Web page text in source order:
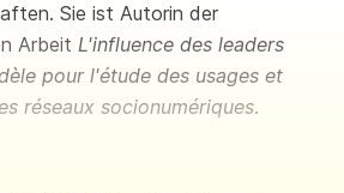
Sie ist Autorin der
Arbeit L'influence des leaders
pour l'étude des usages et
réseaux socionumériques.